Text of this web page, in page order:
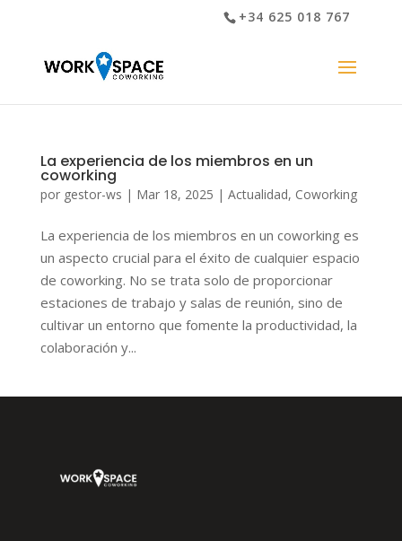
+34 625 018 767
La experiencia de los miembros en un
coworking
por gestor-ws | Mar 18, 2025 | Actualidad, Coworking
La experiencia de los miembros en un coworking es
un aspecto crucial para el éxito de cualquier espacio
de coworking. No se trata solo de proporcionar
estaciones de trabajo y salas de reunión, sino de
cultivar un entorno que fomente la productividad, la
colaboración y...